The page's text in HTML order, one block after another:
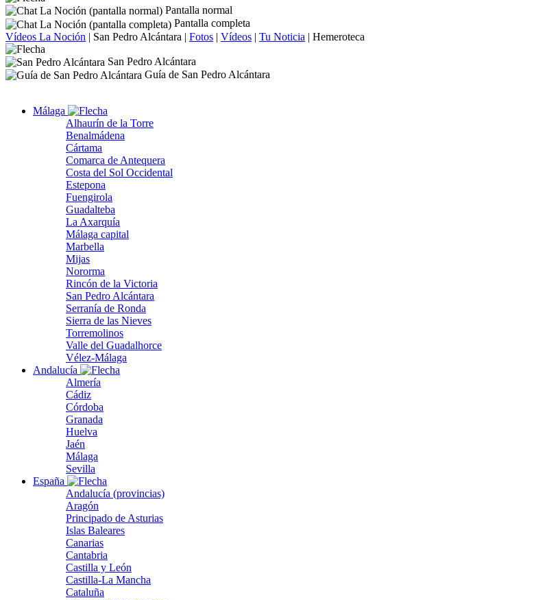
Pantalla normal
Pantalla completa
Vídeos La Noción | San Pedro Alcántara | Fotos | Vídeos | Tu Noticia | Hemeroteca
San Pedro Alcántara
Guía de San Pedro Alcántara
Málaga
Alhaurín de la Torre
Benalmádena
Cártama
Comarca de Antequera
Costa del Sol Occidental
Estepona
Fuengirola
Guadalteba
La Axarquía
Málaga capital
Marbella
Mijas
Nororma
Rincón de la Victoria
San Pedro Alcántara
Serranía de Ronda
Sierra de las Nieves
Torremolinos
Valle del Guadalhorce
Vélez-Málaga
Andalucía
Almería
Cádiz
Córdoba
Granada
Huelva
Jaén
Málaga
Sevilla
España
Andalucía (provincias)
Aragón
Principado de Asturias
Islas Baleares
Canarias
Cantabria
Castilla y León
Castilla-La Mancha
Cataluña